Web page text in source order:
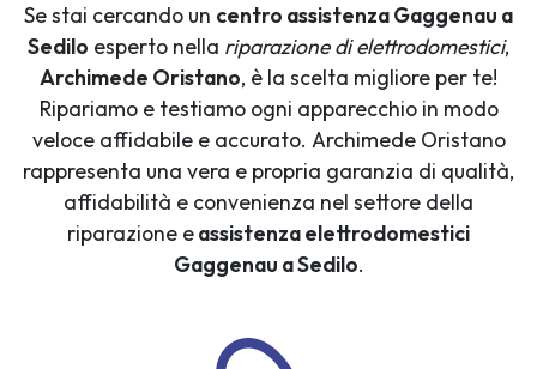
Se stai cercando un centro assistenza Gaggenau a
Sedilo esperto nella riparazione di elettrodomestici,
Archimede Oristano, è la scelta migliore per te!
Ripariamo e testiamo ogni apparecchio in modo
veloce affidabile e accurato. Archimede Oristano
rappresenta una vera e propria garanzia di qualità,
affidabilità e convenienza nel settore della
riparazione eassistenza elettrodomestici
Gaggenau a Sedilo.